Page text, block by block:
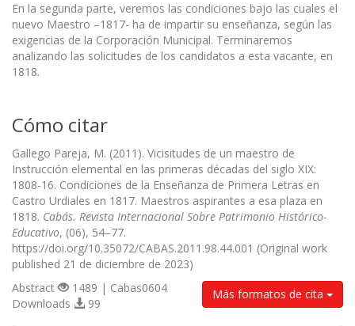
En la segunda parte, veremos las condiciones bajo las cuales el
nuevo Maestro –1817- ha de impartir su enseñanza, según las
exigencias de la Corporación Municipal. Terminaremos
analizando las solicitudes de los candidatos a esta vacante, en
1818.
Cómo citar
Gallego Pareja, M. (2011). Vicisitudes de un maestro de
Instrucción elemental en las primeras décadas del siglo XIX:
1808-16. Condiciones de la Enseñanza de Primera Letras en
Castro Urdiales en 1817. Maestros aspirantes a esa plaza en
1818. Cabás. Revista Internacional Sobre Patrimonio Histórico-
Educativo, (06), 54–77.
https://doi.org/10.35072/CABAS.2011.98.44.001 (Original work
published 21 de diciembre de 2023)
Más formatos de cita
Abstract
1489 | Cabas0604
Downloads
99